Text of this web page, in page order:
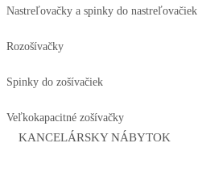
Nastreľovačky a spinky do nastreľovačiek
Rozošívačky
Spinky do zošívačiek
Veľkokapacitné zošívačky
KANCELÁRSKY NÁBYTOK